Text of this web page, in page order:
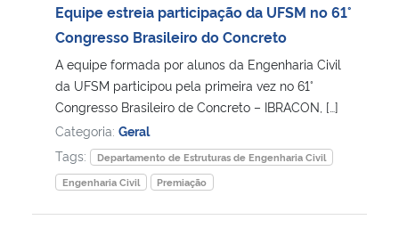
Equipe estreia participação da UFSM no 61°
Congresso Brasileiro do Concreto
A equipe formada por alunos da Engenharia Civil
da UFSM participou pela primeira vez no 61°
Congresso Brasileiro de Concreto – IBRACON, […]
Categoria: Geral
Tags:
Departamento de Estruturas de Engenharia Civil
Engenharia Civil
Premiação